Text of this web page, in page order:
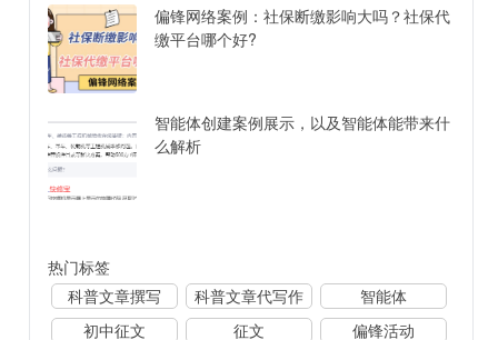
偏锋网络案例：社保断缴影响大吗？社保代
缴平台哪个好?
智能体创建案例展示，以及智能体能带来什
么解析
热门标签
科普文章撰写
科普文章代写作
智能体
初中征文
征文
偏锋活动